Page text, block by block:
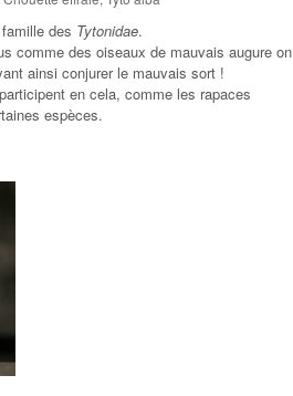
des Tytonidae.
comme des oiseaux de mauvais augure on
ainsi conjurer le mauvais sort !
en cela, comme les rapaces
espèces.